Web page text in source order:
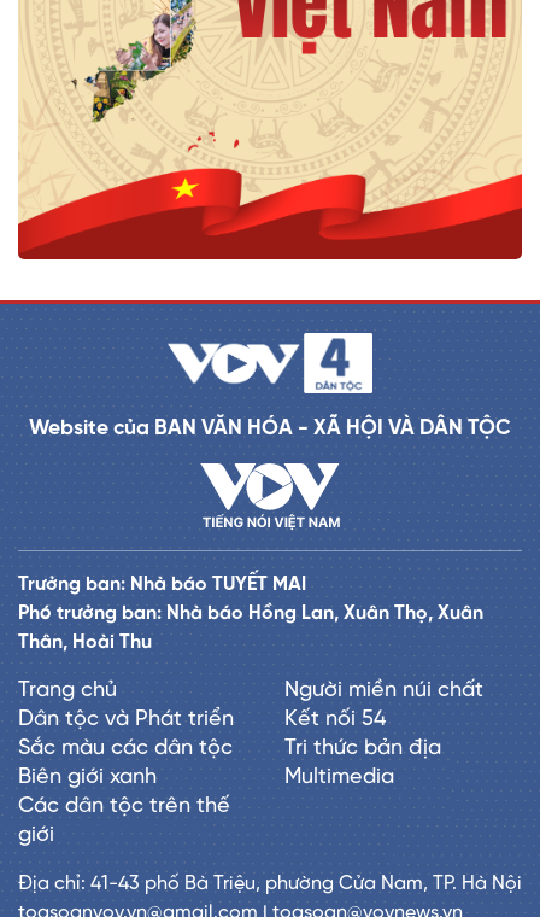
Website của BAN VĂN HÓA - XÃ HỘI VÀ DÂN TỘC
Trưởng ban: Nhà báo TUYẾT MAI
Phó trưởng ban: Nhà báo Hồng Lan, Xuân Thọ, Xuân
Thân, Hoài Thu
Trang chủ
Dân tộc và Phát triển
Sắc màu các dân tộc
Biên giới xanh
Các dân tộc trên thế
giới
Người miền núi chất
Kết nối 54
Tri thức bản địa
Multimedia
Địa chỉ: 41-43 phố Bà Triệu, phường Cửa Nam, TP. Hà Nội